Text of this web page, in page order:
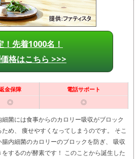
！先着1000名！
格はこちら >>>
金保障 電話サポート
◎
◎
菌には食事からのカロリー吸収がブロック
め、 痩せやすくなってしまうのです。 そこ
内細菌のカロリーのブロックを防ぎ、 吸収
するのが酵素です！ このことから誕生した